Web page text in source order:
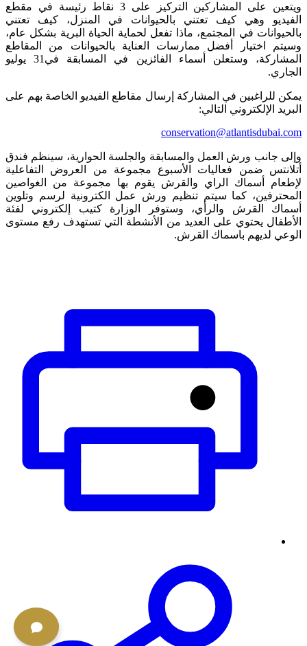
ويتعين على المشاركين التركيز على 3 نقاط رئيسة في مقطع
الفيديو وهي كيف تعتني بالحيوانات في المنزل، كيف تعتني
بالحيوانات في المجتمع، ماذا تفعل لحماية الحياة البرية بشكل عام،
وسيتم اختيار أفضل ممارسات العناية بالحيوانات من المقاطع
المشاركة، وستعلن أسماء الفائزين في المسابقة في31 يوليو
الجاري.
يمكن للراغبين في المشاركة إرسال مقاطع الفيديو الخاصة بهم على
البريد الإلكتروني التالي:
conservation@atlantisdubai.com
وإلى جانب ورش العمل والمسابقة والجلسة الحوارية، سينظم فندق
أتلانتس ضمن فعاليات الأسبوع مجموعة من العروض التفاعلية
لإطعام أسماك الراي والقرش يقوم بها مجموعة من الغواصين
المحترفين، كما سيتم تنظيم ورش عمل الكترونية لرسم وتلوين
أسماك القرش والرأي، وستوفر الوزارة كتيب إلكتروني لفئة
الأطفال يحتوي على العديد من الأنشطة التي تستهدف رفع مستوى
الوعي لديهم باسماك القرش.